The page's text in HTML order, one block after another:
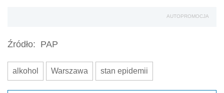
AUTOPROMOCJA
Źródło: PAP
alkohol Warszawa stan epidemii